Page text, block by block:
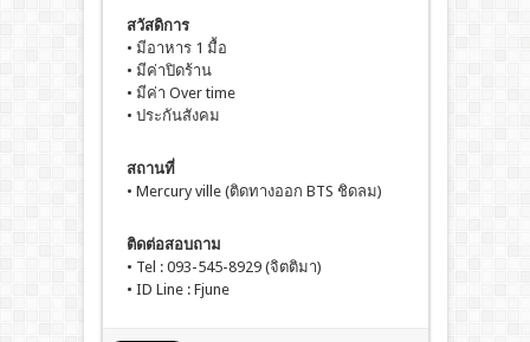
สวัสดิการ
• มีอาหาร 1 มื้อ
• มีค่าปิดร้าน
• มีค่า Over time
• ประกันสังคม
สถานที่
• Mercury ville (ติดทางออก BTS ชิดลม)
ติดต่อสอบถาม
• Tel : 093-545-8929 (จิตติมา)
• ID Line : Fjune